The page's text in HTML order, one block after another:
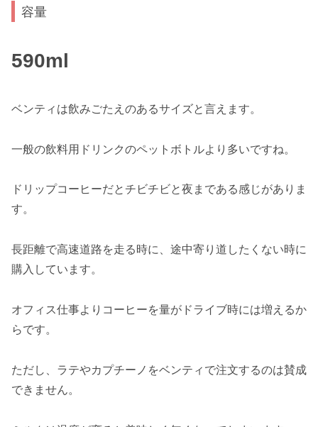
容量
590ml
ベンティは飲みごたえのあるサイズと言えます。
一般の飲料用ドリンクのペットボトルより多いですね。
ドリップコーヒーだとチビチビと夜まである感じがありま
す。
長距離で高速道路を走る時に、途中寄り道したくない時に
購入しています。
オフィス仕事よりコーヒーを量がドライブ時には増えるか
らです。
ただし、ラテやカプチーノをベンティで注文するのは賛成
できません。